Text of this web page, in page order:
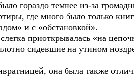
гораздо темнее из-за
где много было только
и с «обстановкой».
приоткрывалась «на
сидевшие на утином
она была также